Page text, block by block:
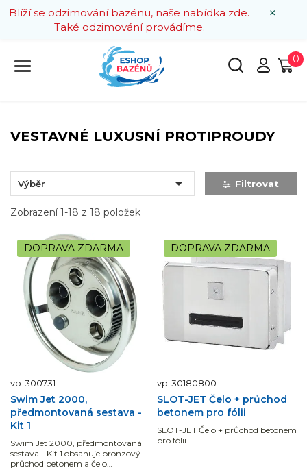
×
Blíží se odzimování bazénu, naše nabídka zde.
Také odzimování provádíme.
0
VESTAVNÉ LUXUSNÍ PROTIPROUDY
Výběr  Filtrovat
Zobrazení 1-18 z 18 položek
DOPRAVA ZDARMA
vp-300731
Swim Jet 2000,
předmontovaná sestava -
Kit 1
Swim Jet 2000, předmontovaná
sestava - Kit 1 obsahuje bronzový
průchod betonem a čelo
DOPRAVA ZDARMA
vp-30180800
SLOT-JET Čelo + průchod
betonem pro fólii
SLOT-JET Čelo + průchod betonem
pro fólii.